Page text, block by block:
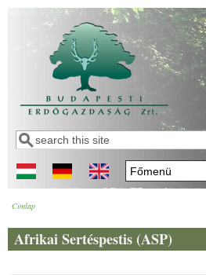
Ugrás a tartalomra
Keresés űrlap
Keresés
Jelenlegi hely
Címlap
Afrikai Sertéspestis (ASP)